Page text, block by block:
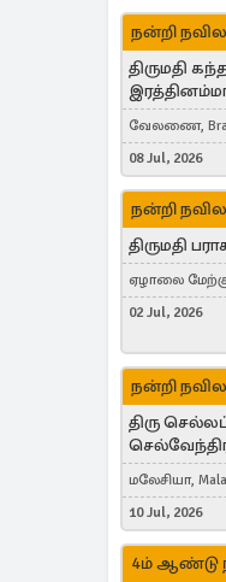
நன்றி
திருமதி
வேலணை,
08 Jul, 2026
நன்றி
திருமதி
ஏழாலை
தங்காலை,
02 Jul, 2026
நன்றி
திரு
மலேசியா,
Duisburg,
Kingdom
10 Jul, 2026
4ம் ஆண்டு